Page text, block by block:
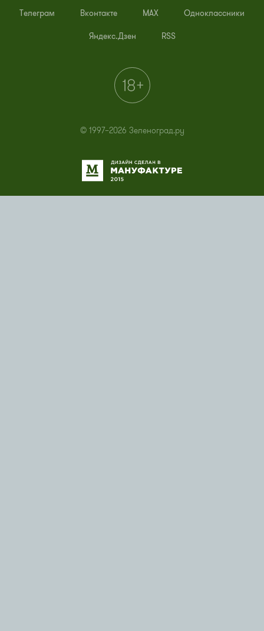
Телеграм Вконтакте MAX Одноклассники
Яндекс.Дзен RSS
© 1997–2026 Зеленоград.ру